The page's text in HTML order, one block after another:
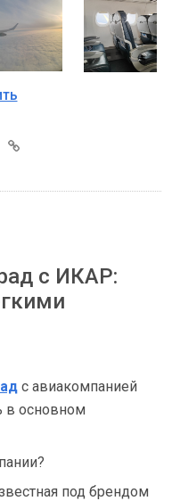
с ИКАР:
с авиакомпанией
в основном
под брендом